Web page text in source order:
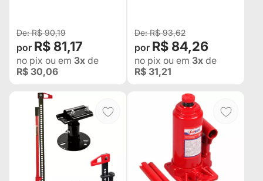
R$ 90,19
R$ 81,17
no pix ou em 3x de
R$ 30,06
R$ 93,62
R$ 84,26
no pix ou em 3x de
R$ 31,21